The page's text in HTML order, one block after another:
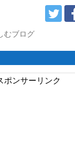
むブログ
ポンサーリンク